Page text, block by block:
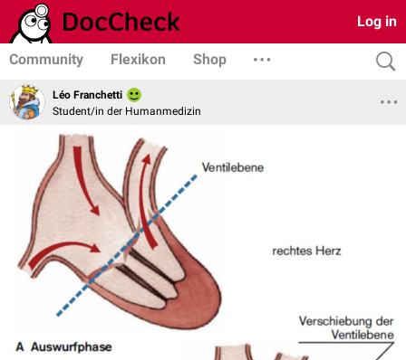
Log in
Community Flexikon Shop
Léo Franchetti
Student/in der Humanmedizin